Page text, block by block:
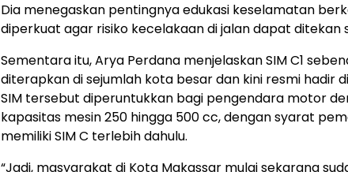
Dia menegaskan pentingnya edukasi keselamatan
diperkuat agar risiko kecelakaan di jalan dapat ditekan
Sementara itu, Arya Perdana menjelaskan SIM C1
diterapkan di sejumlah kota besar dan kini resmi hadir
SIM tersebut diperuntukkan bagi pengendara motor
kapasitas mesin 250 hingga 500 cc, dengan syarat
memiliki SIM C terlebih dahulu.
“Jadi, masyarakat di Kota Makassar mulai sekarang